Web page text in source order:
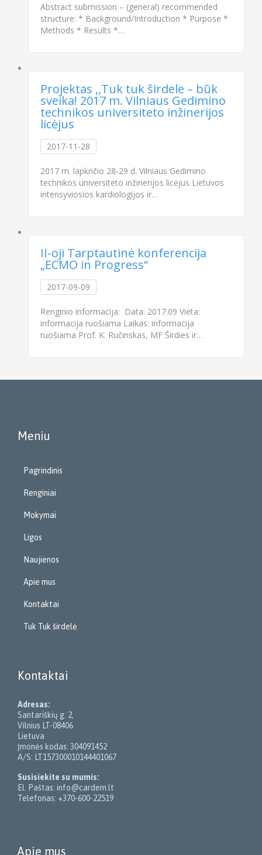
Abstract submission – (general) recommended
structure: * Background/Introduction * Purpose *
Methods * Results *…
Projektas ,,Tuk tuk širdele – būk
sveika! 2017 m. Vilniaus Gedimino
technikos universiteto inžinerijos
licėjus
2017-11-28
2017 m. lapkričio 28-29 d. Vilniaus Gedimino
technikos universiteto inžinerijos licėjus Lietuvos
intensyviosios kardiologijos ir…
II-oji Tarptautinė konferencija
„ECMO in Progress“
2017-09-09
Renginio informacija: Data: 2017.09 Vieta:
informacija ruošiama Laikas: informacija
ruošiama Prof. K. Ručinskas, MF Širdies ir…
Meniu
Pagrindinis
Renginiai
Mokymai
Ligos
Naujienos
Apie mus
Kontaktai
Tuk Tuk širdelė
Kontaktai
Adresas:
Santariškių g. 2,
Vilnius LT-08406
Lietuva
Įmonės kodas: 304091452
A/S: LT157300010144401067
Susisiekite su mumis:
El. Paštas: info@cardem.lt
Telefonas: +370-600-22519
Apie mus